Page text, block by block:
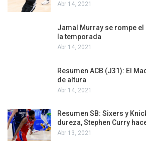
Abr 14, 2021
Jamal Murray se rompe
la temporada
Abr 14, 2021
Resumen ACB (J31): El
de altura
Abr 14, 2021
Resumen SB: Sixers y
dureza, Stephen Curry
Abr 13, 2021